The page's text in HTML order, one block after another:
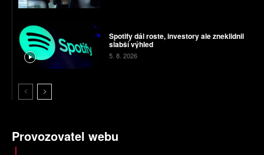
Spotify dál roste, investory ale zneklidnil
slabší výhled
5. 8. 2026
Provozovatel webu